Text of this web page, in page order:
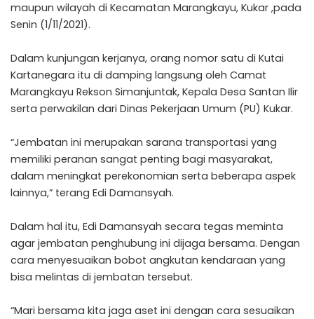
maupun wilayah di Kecamatan Marangkayu, Kukar ,pada
Senin (1/11/2021).
Dalam kunjungan kerjanya, orang nomor satu di Kutai
Kartanegara itu di damping langsung oleh Camat
Marangkayu Rekson Simanjuntak, Kepala Desa Santan Ilir
serta perwakilan dari Dinas Pekerjaan Umum (PU) Kukar.
“Jembatan ini merupakan sarana transportasi yang
memiliki peranan sangat penting bagi masyarakat,
dalam meningkat perekonomian serta beberapa aspek
lainnya,” terang Edi Damansyah.
Dalam hal itu, Edi Damansyah secara tegas meminta
agar jembatan penghubung ini dijaga bersama. Dengan
cara menyesuaikan bobot angkutan kendaraan yang
bisa melintas di jembatan tersebut.
“Mari bersama kita jaga aset ini dengan cara sesuaikan